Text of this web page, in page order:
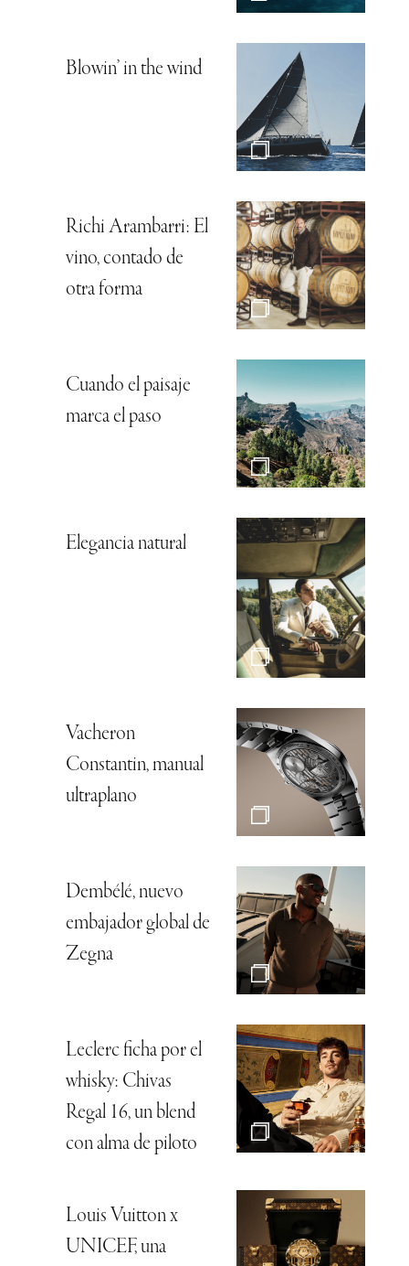
Blowin’ in the wind
Richi Arambarri: El
vino, contado de
otra forma
Cuando el paisaje
marca el paso
Elegancia natural
Vacheron
Constantin, manual
ultraplano
Dembélé, nuevo
embajador global de
Zegna
Leclerc ficha por el
whisky: Chivas
Regal 16, un blend
con alma de piloto
Louis Vuitton x
UNICEF, una